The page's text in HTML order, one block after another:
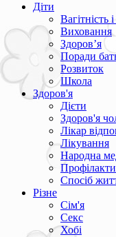
Діти
Вагітність
Виховання
Здоров’я
Поради
Розвиток
Школа
Здоров'я
Дієти
Здоров'я
Лікар
Лікування
Народна
Спосіб
Різне
Сім'я
Секс
Хобі